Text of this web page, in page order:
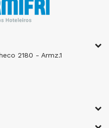
2180 - Armz.1